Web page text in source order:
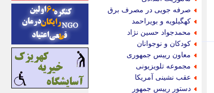
صرفه جویی در مصرف برق
کهگیلویه و بویراحمد
محمدجواد حسین نژاد
کودکان و نوجوانان
معاون رییس جمهوری
مجموعه تلویزیونی
عقب نشینی آمریکا
دستور رییس جمهور
ایونا نیوز
بازتاب آنلاین
باشگاه خبرنگاران
باغستان نیوز
بامبوک
ببین و بخون
بدینسان
بنکر